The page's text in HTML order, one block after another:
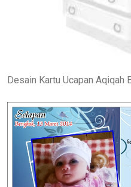
Desain Kartu Ucapan Aqiqah